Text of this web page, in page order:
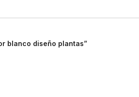
blanco diseño plantas”